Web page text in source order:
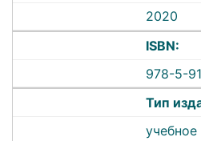
2020
ISBN:
978-5-
Тип